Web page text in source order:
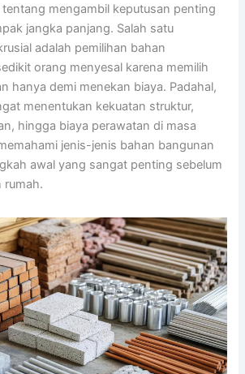
mengambil keputusan penting
jangka panjang. Salah satu
adalah pemilihan bahan
orang menyesal karena memilih
hanya demi menekan biaya. Padahal,
menentukan kekuatan struktur,
hingga biaya perawatan di masa
jenis-jenis bahan bangunan
awal yang sangat penting sebelum
rumah.